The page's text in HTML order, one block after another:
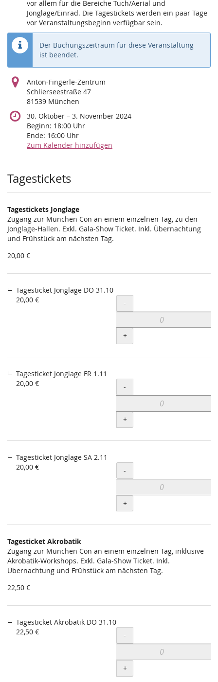
vor allem für die Bereiche Tuch/Aerial und
Jonglage/Einrad. Die Tagestickets werden ein paar Tage
vor Veranstaltungsbeginn verfügbar sein.
Der Buchungszeitraum für diese Veranstaltung
ist beendet.
Anton-Fingerle-Zentrum
Schlierseestraße 47
81539 München
30. Oktober –bis
3. November 2024
Beginn: 18:00 Uhr
Ende: 16:00 Uhr
Zum Kalender hinzufügen
Produkte
Tagestickets
Tagestickets Jonglage
Zugang zur München Con an einem einzelnen Tag, zu den
Jonglage-Hallen. Exkl. Gala-Show Ticket. Inkl. Übernachtung
und Frühstück am nächsten Tag.
20,00 €
Tagesticket Jonglage DO 31.10
20,00 €
Menge
-
+
Tagesticket Jonglage FR 1.11
20,00 €
Menge
-
+
Tagesticket Jonglage SA 2.11
20,00 €
Menge
-
+
Tagesticket Akrobatik
Zugang zur München Con an einem einzelnen Tag, inklusive
Akrobatik-Workshops. Exkl. Gala-Show Ticket. Inkl.
Übernachtung und Frühstück am nächsten Tag.
22,50 €
Tagesticket Akrobatik DO 31.10
22,50 €
Menge
-
+